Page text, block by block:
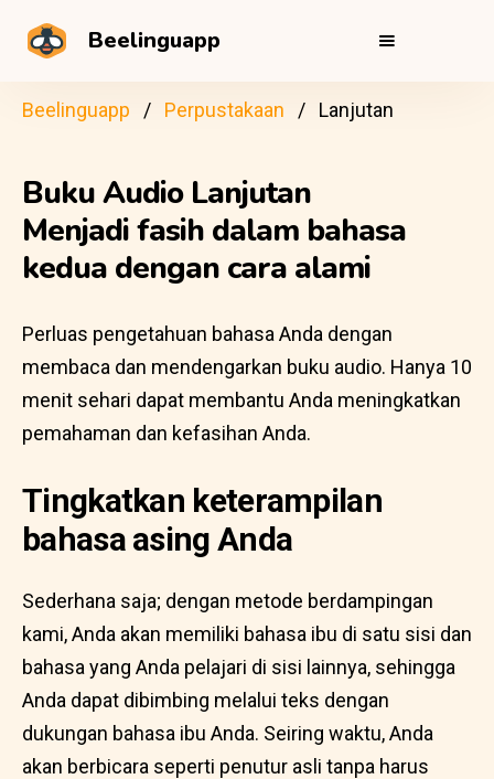
Beelinguapp
Beelinguapp Perpustakaan Lanjutan
Buku Audio Lanjutan
Menjadi fasih dalam bahasa
kedua dengan cara alami
Perluas pengetahuan bahasa Anda dengan
membaca dan mendengarkan buku audio. Hanya 10
menit sehari dapat membantu Anda meningkatkan
pemahaman dan kefasihan Anda.
Tingkatkan keterampilan
bahasa asing Anda
Sederhana saja; dengan metode berdampingan
kami, Anda akan memiliki bahasa ibu di satu sisi dan
bahasa yang Anda pelajari di sisi lainnya, sehingga
Anda dapat dibimbing melalui teks dengan
dukungan bahasa ibu Anda. Seiring waktu, Anda
akan berbicara seperti penutur asli tanpa harus